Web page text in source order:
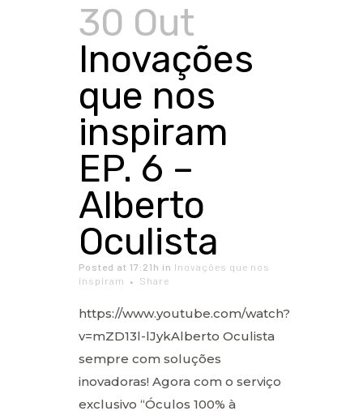
30 Out
Inovações
que nos
inspiram
EP. 6 –
Alberto
Oculista
Posted at 17:21h in Inovações que nos
inspiram
Share
https://www.youtube.com/watch?
v=mZD13l-lJykAlberto Oculista
sempre com soluções
inovadoras! Agora com o serviço
exclusivo “Óculos 100% à